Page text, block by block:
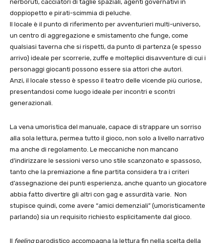
nerboruti, cacciatori di taglie spaziali, agenti governativi in
doppiopetto e pirati-scimmia di peluche.
Il locale è il punto di riferimento per avventurieri multi-universo,
un centro di aggregazione e smistamento che funge, come
qualsiasi taverna che si rispetti, da punto di partenza (e spesso
arrivo) ideale per scorrerie, zuffe e molteplici disavventure di cui i
personaggi giocanti possono essere sia attori che autori.
Anzi, il locale stesso è spesso il teatro delle vicende più curiose,
presentandosi come luogo ideale per incontri e scontri
generazionali.
La vena umoristica del manuale, capace di strappare un sorriso
alla sola lettura, permea tutto il gioco, non solo a livello narrativo
ma anche di regolamento. Le meccaniche non mancano
d’indirizzare le sessioni verso uno stile scanzonato e spassoso,
tanto che la premiazione a fine partita considera tra i criteri
d’assegnazione dei punti esperienza, anche quanto un giocatore
abbia fatto divertire gli altri con gag e assurdità varie. Non
stupisce quindi, come avere “amici demenziali” (umoristicamente
parlando) sia un requisito richiesto esplicitamente dal gioco.
Il feelingparodistico accompagna la lettura fin nella scelta della